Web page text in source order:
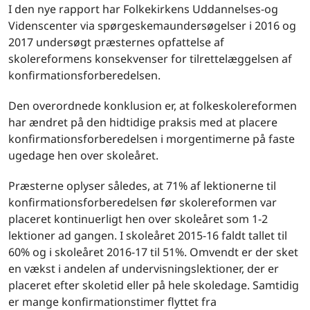
I den nye rapport har Folkekirkens Uddannelses-og
Videnscenter via spørgeskemaundersøgelser i 2016 og
2017 undersøgt præsternes opfattelse af
skolereformens konsekvenser for tilrettelæggelsen af
konfirmationsforberedelsen.
Den overordnede konklusion er, at folkeskolereformen
har ændret på den hidtidige praksis med at placere
konfirmationsforberedelsen i morgentimerne på faste
ugedage hen over skoleåret.
Præsterne oplyser således, at 71% af lektionerne til
konfirmationsforberedelsen før skolereformen var
placeret kontinuerligt hen over skoleåret som 1-2
lektioner ad gangen. I skoleåret 2015-16 faldt tallet til
60% og i skoleåret 2016-17 til 51%. Omvendt er der sket
en vækst i andelen af undervisningslektioner, der er
placeret efter skoletid eller på hele skoledage. Samtidig
er mange konfirmationstimer flyttet fra